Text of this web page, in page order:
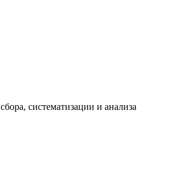
систематизации и анализа